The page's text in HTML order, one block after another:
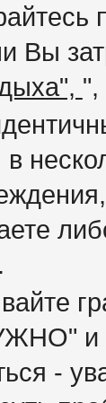
Вы
",
в
и
-